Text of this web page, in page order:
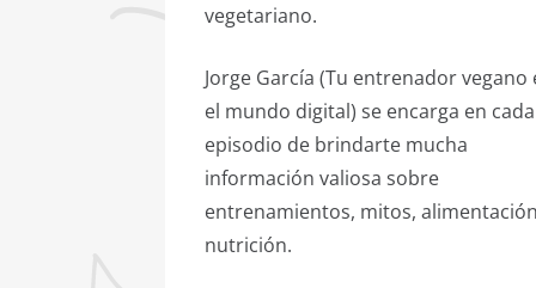
vegetariano.
Jorge García (Tu entrenador vegano
el mundo digital) se encarga en cada
episodio de brindarte mucha
información valiosa sobre
entrenamientos, mitos,
nutrición.